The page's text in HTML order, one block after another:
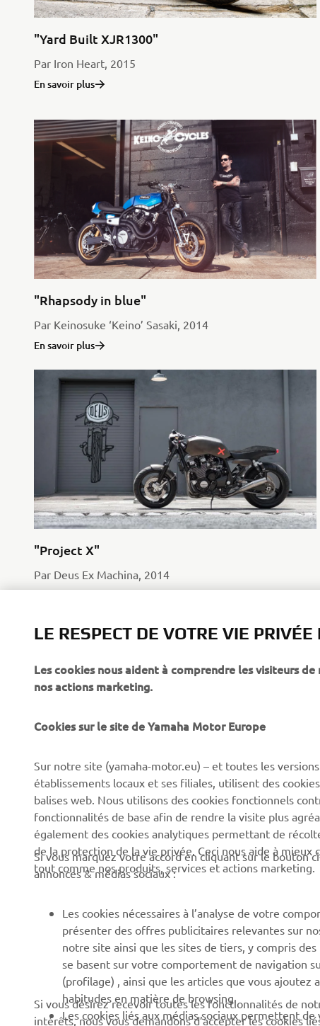
"Yard Built XJR1300"
Par Iron Heart, 2015
En savoir plus
"Rhapsody in blue"
Par Keinosuke ‘Keino’ Sasaki, 2014
En savoir plus
"Project X"
Par Deus Ex Machina, 2014
CORPORATE
Découvrez Yamaha
Événements
Press
Yamaha Motor e-brochures
Travailler chez Yamaha
Devenir revendeur
Canal d'alerte
BUSINESS
Systèmes pour vélos
électriques (VAE) Yamaha
Terrains de golf
Premiers intervenants
Robotics
Partenariats
Informations techniques
pour les réparateurs
indépendants
Yamalube Safety Data
LE RESPECT DE VOTRE VIE
Les cookies nous aident à comprendre les visiteurs
nos actions marketing.
Cookies sur le site de Yamaha Motor Europe
Sur notre site (yamaha-motor.eu) – et toutes les
établissements locaux et ses filiales, utilisent des
balises web. Nous utilisons des cookies fonctionnels
fonctionnalités de base afin de rendre la visite plus
également des cookies analytiques permettant de
de la protection de la vie privée. Ceci nous aide à
tout comme nos produits, services et actions marketing.
Si vous marquez votre accord en cliquant sur le bouton
annonces & médias sociaux :
Les cookies nécessaires à l’analyse de votre
présenter des offres publicitaires relevantes sur
notre site ainsi que les sites de tiers, y compris
se basent sur votre comportement de navigation
(profilage) , ainsi que les articles que vous
habitudes en matière de browsing.
Les cookies liés aux médias sociaux permettent
Si vous désirez recevoir toutes les fonctionnalités de
intérêts, nous vous demandons d’accepter les cookies